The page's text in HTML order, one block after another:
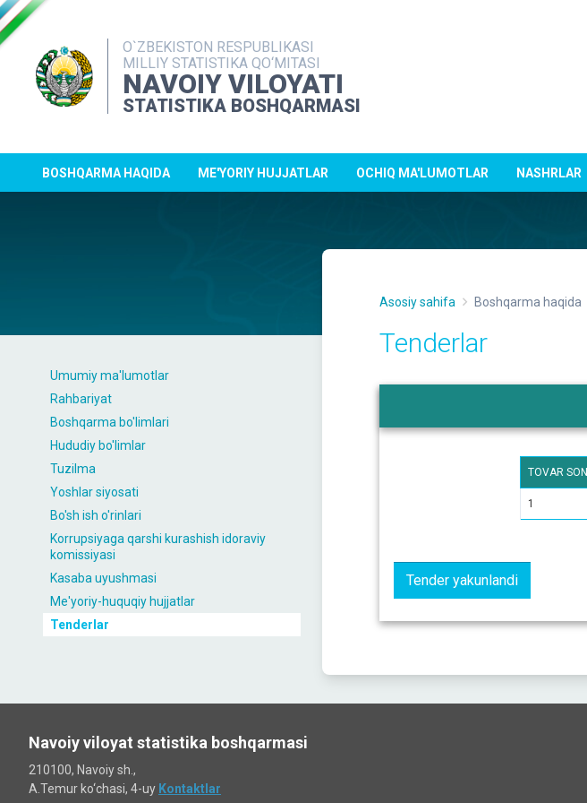
O`ZBEKISTON RESPUBLIKASI
MILLIY STATISTIKA QO‘MITASI
NAVOIY VILOYATI
STATISTIKA BOSHQARMASI
BOSHQARMA HAQIDA ME'YORIY HUJJATLAR OCHIQ MA'LUMOTLAR NASHRLAR
Umumiy ma'lumotlar
Rahbariyat
Boshqarma bo'limlari
Hududiy bo'limlar
Tuzilma
Yoshlar siyosati
Bo'sh ish o'rinlari
Korrupsiyaga qarshi kurashish idoraviy
komissiyasi
Kasaba uyushmasi
Me'yoriy-huquqiy hujjatlar
Tenderlar
Asosiy sahifa Boshqarma haqida
Tenderlar
TOVAR SONI
1
Tender yakunlandi
Navoiy viloyat statistika boshqarmasi
210100, Navoiy sh.,
A.Temur ko‘chаsi, 4-uy Kontaktlar